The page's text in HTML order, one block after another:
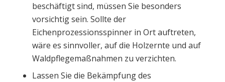
beschäftigt sind, müssen Sie besonders
vorsichtig sein. Sollte der
Eichenprozessionsspinner in Ort auftreten,
wäre es sinnvoller, auf die Holzernte und auf
Waldpflegemaßnahmen zu verzichten.
Lassen Sie die Bekämpfung des